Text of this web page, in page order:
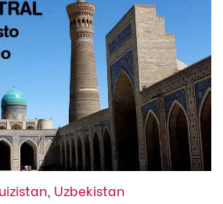
, Uzbekistan